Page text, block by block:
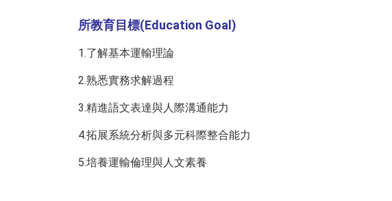
所教育目標(Education Goal)
1.了解基本運輸理論
2.熟悉實務求解過程
3.精進語文表達與人際溝通能力
4.拓展系統分析與多元科際整合能力
5.培養運輸倫理與人文素養